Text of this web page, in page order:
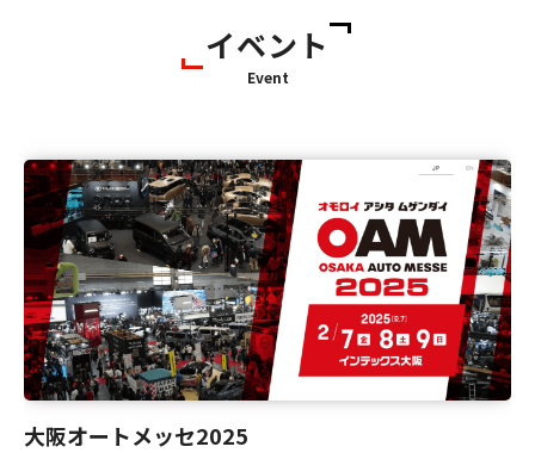
イベント
Event
大阪オートメッセ2025